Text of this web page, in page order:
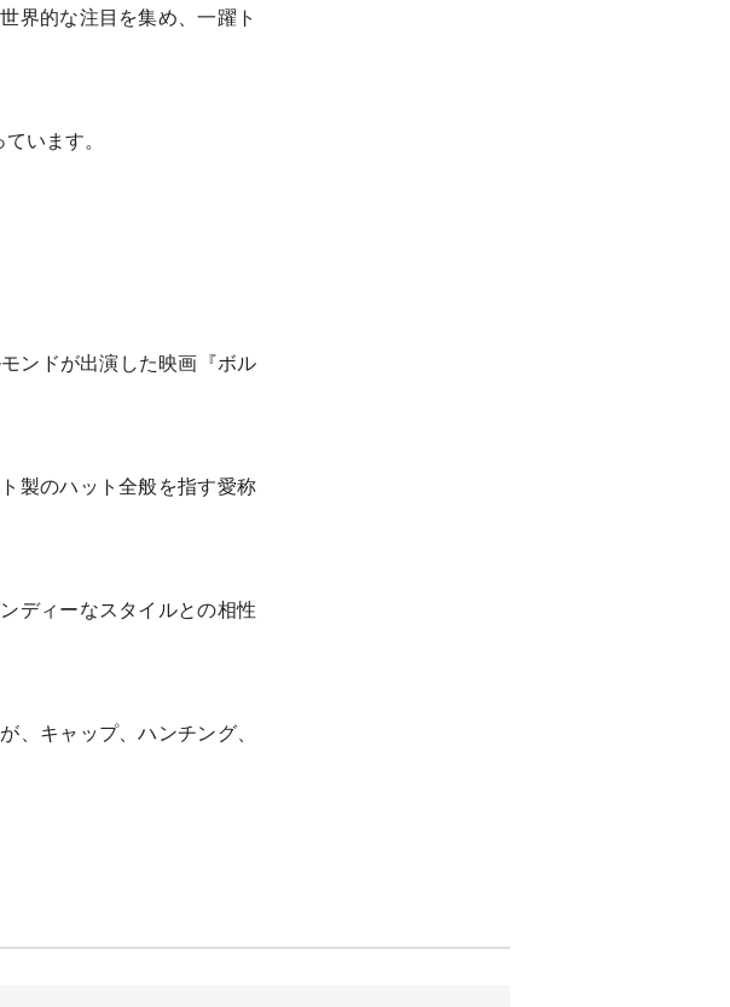
界的な注目を集め、一躍ト
います。
ンドが出演した映画『ボル
製のハット全般を指す愛称
ディーなスタイルとの相性
、キャップ、ハンチング、